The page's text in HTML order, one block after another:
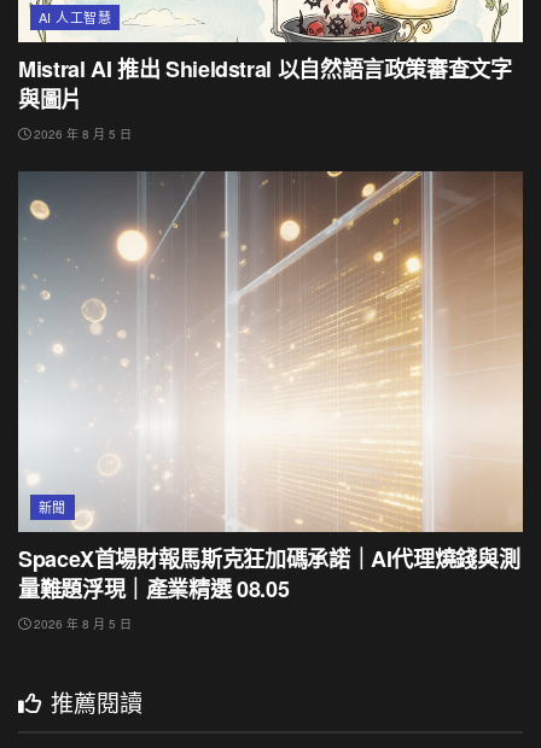
AI 人工智慧
Mistral AI 推出 Shieldstral 以自然語言政策審查文字
與圖片
2026 年 8 月 5 日
新聞
SpaceX首場財報馬斯克狂加碼承諾｜AI代理燒錢與測
量難題浮現｜產業精選 08.05
2026 年 8 月 5 日
推薦閱讀